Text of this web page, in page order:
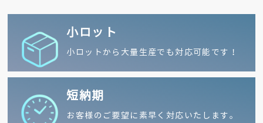
小ロット
小ロットから大量生産でも対応可能です！
短納期
お客様のご要望に素早く対応いたします。